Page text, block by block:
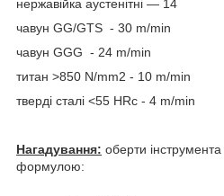
нержавійка аустенітні — 14
чавун GG/GTS - 30 m/min
чавун GGG - 24 m/min
титан >850 N/mm2 - 10 m/min
тверді сталі <55 HRc - 4 m/min
Нагадування: оберти
формулою: